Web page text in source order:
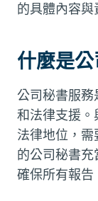
的具體內容與
什麼是
公司秘書服
和法律支援。
法律地位，
的公司秘書充
確保所有報告